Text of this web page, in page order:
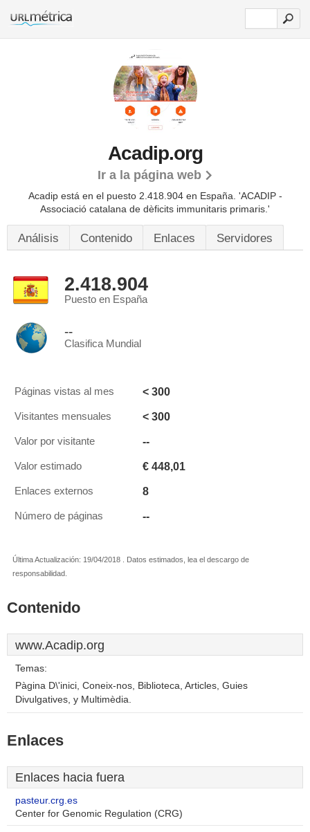
Acadip.org
Ir a la página web
Acadip está en el puesto 2.418.904 en España. 'ACADIP -
Associació catalana de dèficits immunitaris primaris.'
Análisis Contenido Enlaces Servidores
2.418.904
Puesto en España
--
Clasifica Mundial
Páginas vistas al mes < 300
Visitantes mensuales < 300
Valor por visitante --
Valor estimado € 448,01
Enlaces externos 8
Número de páginas --
Última Actualización: 19/04/2018 . Datos estimados, lea el descargo de
responsabilidad.
Contenido
www.Acadip.org
Temas:
Pàgina D\'inici, Coneix-nos, Biblioteca, Articles, Guies
Divulgatives, y Multimèdia.
Enlaces
Enlaces hacia fuera
pasteur.crg.es
Center for Genomic Regulation (CRG)